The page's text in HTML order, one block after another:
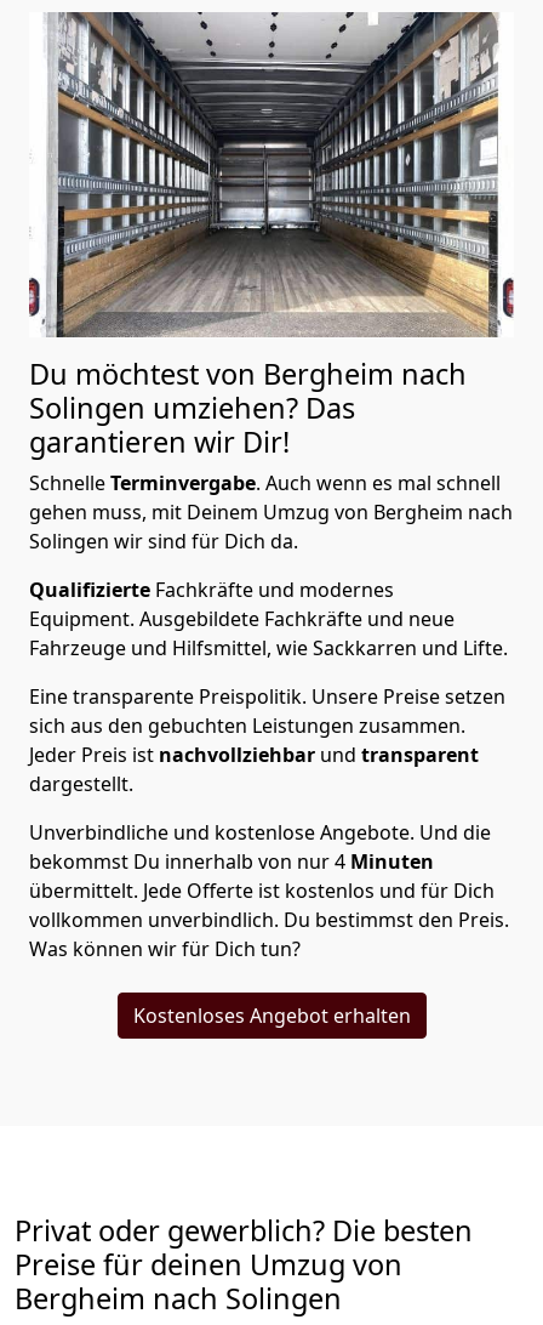
Du möchtest von Bergheim nach
Solingen umziehen? Das
garantieren wir Dir!
SchnelleTerminvergabe. Auch wenn es mal schnell
gehen muss, mit Deinem Umzug von Bergheim nach
Solingen wir sind für Dich da.
Qualifizierte Fachkräfte und modernes
Equipment. Ausgebildete Fachkräfte und neue
Fahrzeuge und Hilfsmittel, wie Sackkarren und Lifte.
Eine transparente Preispolitik. Unsere Preise setzen
sich aus den gebuchten Leistungen zusammen.
Jeder Preis ist nachvollziehbar und transparent
dargestellt.
Unverbindliche und kostenlose Angebote. Und die
bekommst Du innerhalb von nur4 Minuten
übermittelt. Jede Offerte ist kostenlos und für Dich
vollkommen unverbindlich. Du bestimmst den Preis.
Was können wir für Dich tun?
Kostenloses Angebot erhalten
Privat oder gewerblich? Die besten
Preise für deinen Umzug von
Bergheim nach Solingen